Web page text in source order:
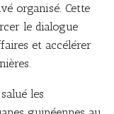
organisé. Cette
le dialogue
et accélérer
les